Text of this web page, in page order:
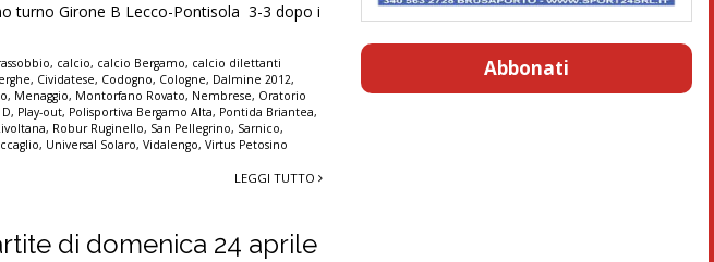
turno Girone B Lecco-Pontisola 3-3 dopo i
, calcio, calcio Bergamo, calcio dilettanti
, Cividatese, Codogno, Cologne, Dalmine 2012,
, Menaggio, Montorfano Rovato, Nembrese, Oratorio
D, Play-out, Polisportiva Bergamo Alta, Pontida Briantea,
, Robur Ruginello, San Pellegrino, Sarnico,
, Universal Solaro,Vidalengo,Virtus Petosino
LEGGI TUTTO
di domenica 24 aprile
Abbonati